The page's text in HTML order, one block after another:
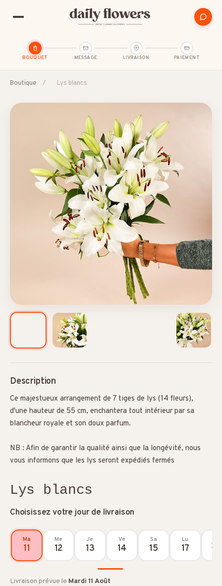
BOUQUET MESSAGE LIVRAISON PAIEMENT
SUGGESTIONS POPULAIRES
Amour et romance Anniversaire
B2B / Cadeau d'affaires Bon rétablissement
Condoléances
Boutique / Lys blancs
Description
Ce majestueux arrangement de 7 tiges de lys (14 fleurs),
d'une hauteur de 55 cm, enchantera tout intérieur par sa
blancheur royale et son doux parfum.
NB : Afin de garantir la qualité ainsi que la longévité, nous
vous informons que les lys seront expédiés fermés
Lys blancs
Choisissez votre jour de livraison
Ma
11
Me
12
Je
13
Ve
14
Sa
15
Lu
17
Livraison prévue le Mardi 11 Août